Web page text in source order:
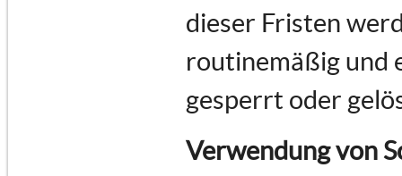
dieser Fristen
routinemäßig und
gesperrt oder
Verwendung von